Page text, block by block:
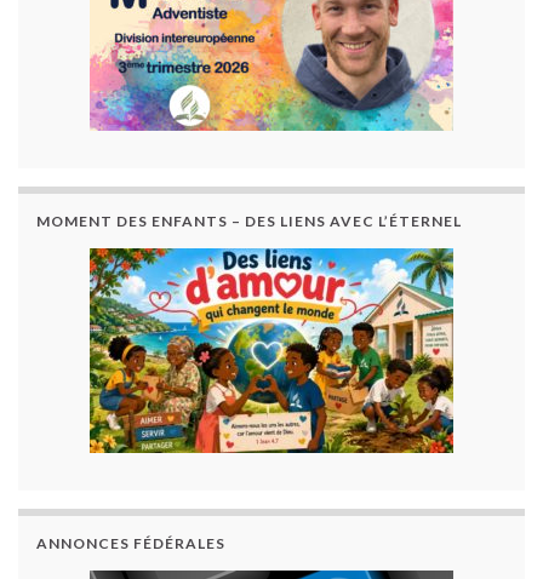
MOMENT DES ENFANTS – DES LIENS AVEC L’ÉTERNEL
ANNONCES FÉDÉRALES